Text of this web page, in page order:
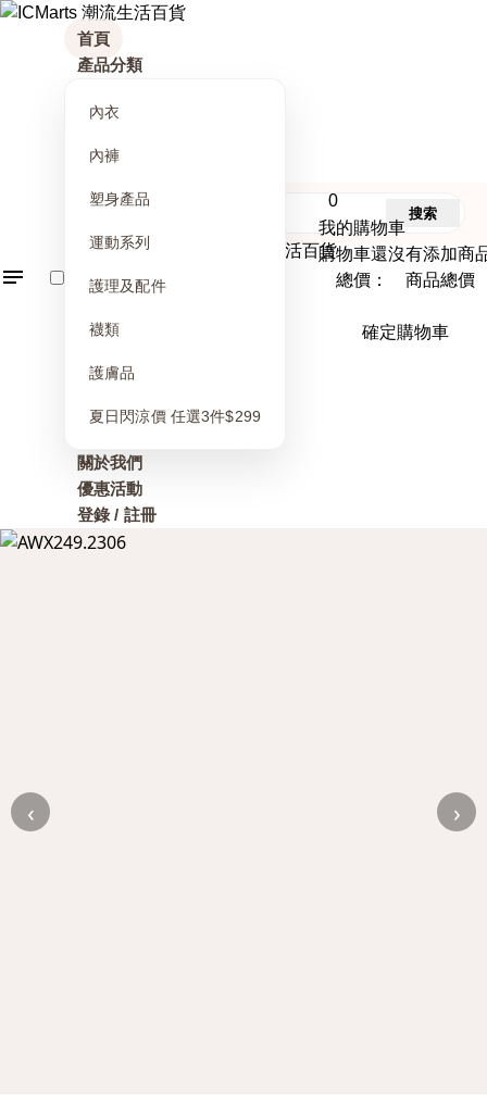
首頁
產品分類
內衣
內褲
塑身產品
運動系列
護理及配件
襪類
護膚品
夏日閃涼價 任選3件$299
關於我們
優惠活動
登錄 / 註冊
0
我的購物車
購物車還沒有添加商
總價： 商品總價
確定購物車
搜索
‹ ›